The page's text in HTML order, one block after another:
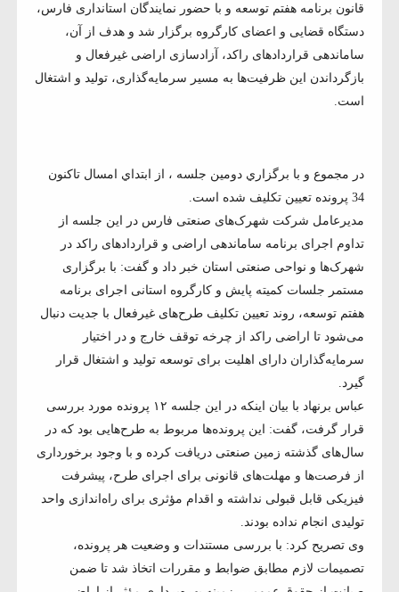
قانون برنامه هفتم توسعه و با حضور نمایندگان استانداری فارس،
دستگاه قضایی و اعضای کارگروه برگزار شد و هدف از آن،
ساماندهی قراردادهای راکد، آزادسازی اراضی غیرفعال و
بازگرداندن این ظرفیت‌ها به مسیر سرمایه‌گذاری، تولید و اشتغال
است.
در مجموع و با برگزاري دومين جلسه ، از ابتداي امسال تاكنون
34 پرونده تعيين تكليف شده است.
مدیرعامل شرکت شهرک‌های صنعتی فارس در اين جلسه از
تداوم اجرای برنامه ساماندهی اراضی و قراردادهای راکد در
شهرک‌ها و نواحی صنعتی استان خبر داد و گفت: با برگزاری
مستمر جلسات كميته پايش و کارگروه استانی اجرای برنامه
هفتم توسعه، روند تعیین تکلیف طرح‌های غیرفعال با جدیت دنبال
می‌شود تا اراضی راکد از چرخه توقف خارج و در اختیار
سرمایه‌گذاران دارای اهلیت برای توسعه تولید و اشتغال قرار
گیرد.
عباس برنهاد با بیان اینکه در این جلسه ۱۲ پرونده مورد بررسی
قرار گرفت، گفت: این پرونده‌ها مربوط به طرح‌هایی بود که در
سال‌های گذشته زمین صنعتی دریافت کرده و با وجود برخورداری
از فرصت‌ها و مهلت‌های قانونی برای اجرای طرح، پیشرفت
فیزیکی قابل قبولی نداشته و اقدام مؤثری برای راه‌اندازی واحد
تولیدی انجام نداده بودند.
وی تصریح کرد: با بررسی مستندات و وضعیت هر پرونده،
تصمیمات لازم مطابق ضوابط و مقررات اتخاذ شد تا ضمن